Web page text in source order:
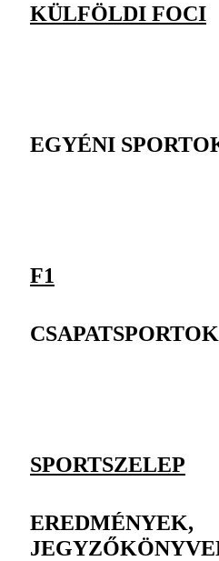
KÜLFÖLDI FOCI
EGYÉNI
F1
CSAPATSPORTOK
SPORTSZELEP
EREDMÉNYEK,